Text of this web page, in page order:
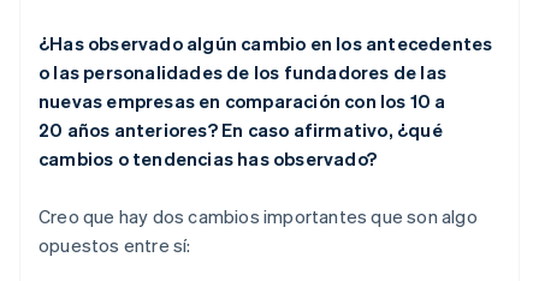
¿Has observado algún cambio en los antecedentes
o las personalidades de los fundadores de las
nuevas empresas en comparación con los 10 a
20 años anteriores? En caso afirmativo, ¿qué
cambios o tendencias has observado?
Creo que hay dos cambios importantes que son algo
opuestos entre sí: